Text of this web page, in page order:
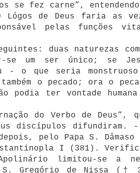
se fez carne”,
de Deus faria as
pelas funções
duas naturezas
se um ser único; se
o que seria
o pecado; ora o
podia ter vontade humana
do Verbo de Deus”,
discípulos difundiram. -
pelo Papa S. Dâmaso
I (381).
limitou-se a
S. Gregório de Nissa (†